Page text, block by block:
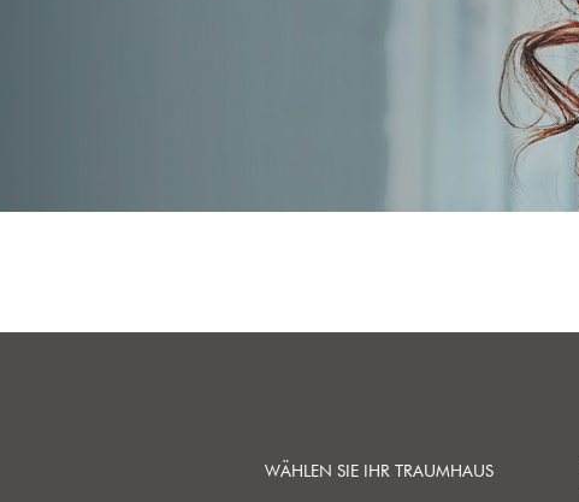
WÄHLEN SIE IHR TRAUMHAUS